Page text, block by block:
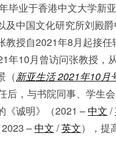
毕业于香港中文大学新
及中国文化研究所刘殿
授自2021年8月起接任
年10月曾访问张教授，
（新亚生活 2021年10月
后，与书院同事、学生
《诚明》（2021 –中文 /
–中文 /英文），提